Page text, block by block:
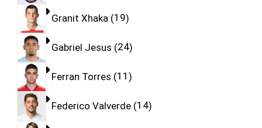
Granit Xhaka 19
Gabriel Jesus 24
Ferran Torres 11
Federico Valverde 14